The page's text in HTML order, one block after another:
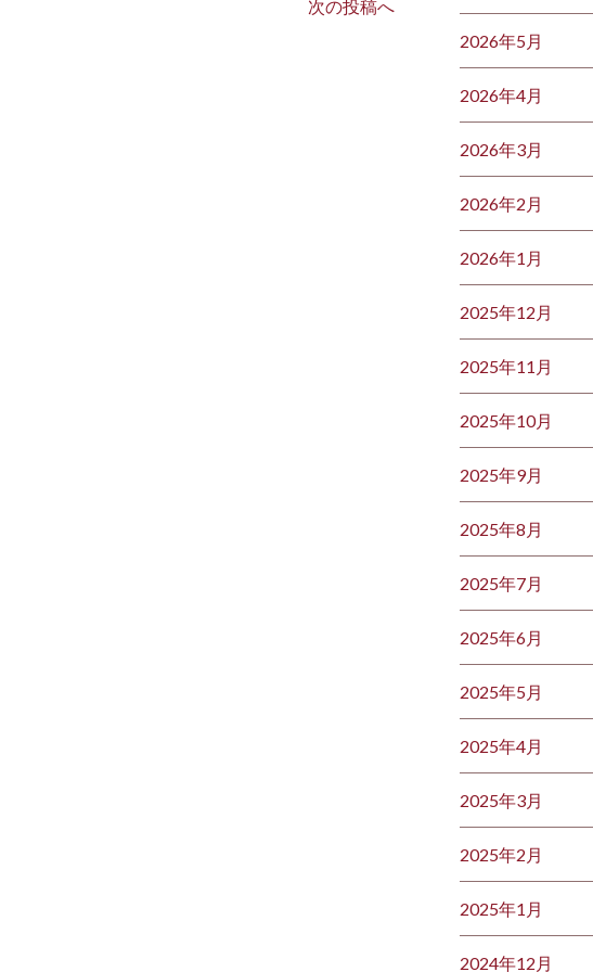
次の投稿へ
2026年5月
2026年4月
2026年3月
2026年2月
2026年1月
2025年12月
2025年11月
2025年10月
2025年9月
2025年8月
2025年7月
2025年6月
2025年5月
2025年4月
2025年3月
2025年2月
2025年1月
2024年12月